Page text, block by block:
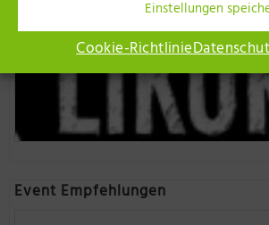
Einstellungen
Cookie-Richtlinie
Event Empfehlungen